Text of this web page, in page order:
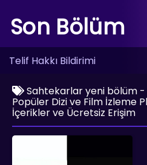
Son Bölüm
Telif Hakkı Bildirimi
Sahtekarlar yeni bölüm -
Popüler Dizi ve Film İzleme
İçerikler ve Ücretsiz Erişim